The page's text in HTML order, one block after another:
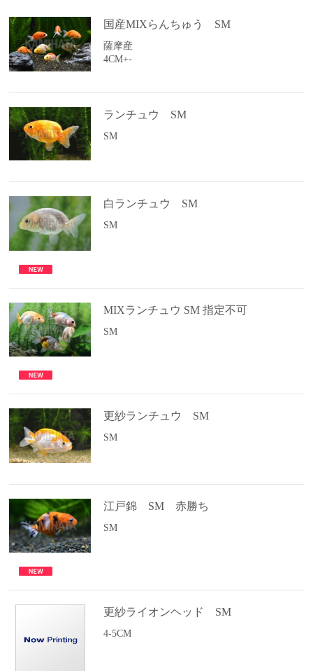
国産MIXらんちゅう SM
薩摩産
4CM+-
ランチュウ SM
SM
白ランチュウ SM
SM
MIXランチュウ SM 指定不可
SM
更紗ランチュウ SM
SM
江戸錦 SM 赤勝ち
SM
更紗ライオンヘッド SM
4-5CM